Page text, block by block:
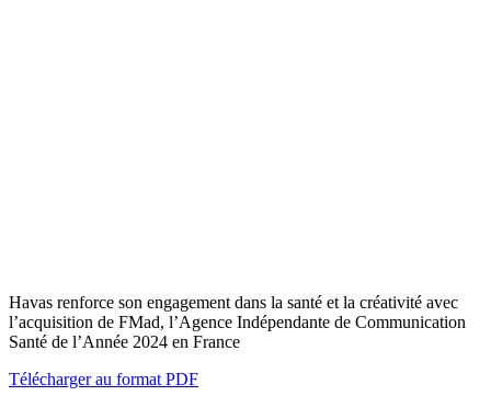
Havas renforce son engagement dans la santé et la créativité avec
l’acquisition de FMad, l’Agence Indépendante de Communication
Santé de l’Année 2024 en France
Télécharger au format PDF